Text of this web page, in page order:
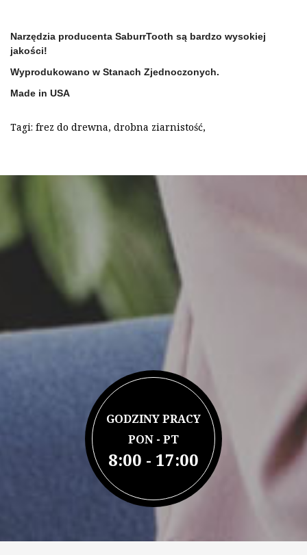
Narzędzia producenta SaburrTooth są bardzo wysokiej
jakości!
Wyprodukowano w Stanach Zjednoczonych.
Made in USA
Tagi: frez do drewna, drobna ziarnistość,
GODZINY PRACY
PON - PT
8:00 - 17:00